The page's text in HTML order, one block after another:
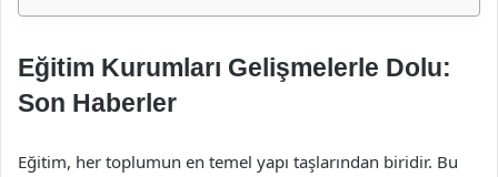
Eğitim Kurumları Gelişmelerle Dolu:
Son Haberler
Eğitim, her toplumun en temel yapı taşlarından biridir. Bu